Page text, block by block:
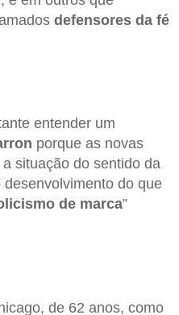
defensores da fé
entender um
porque as novas
situação do sentido da
desenvolvimento do que
de marca”
de 62 anos, como